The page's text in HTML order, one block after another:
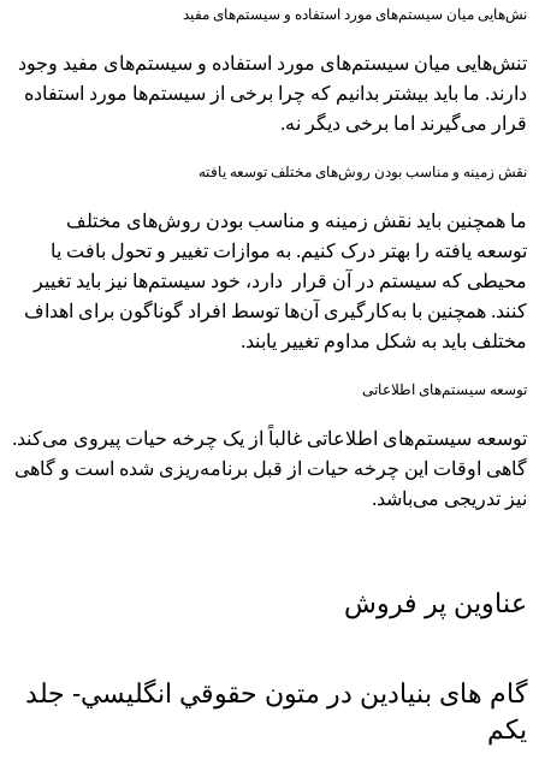
نش‌هایی میان سیستم‌های مورد استفاده و سیستم‌های مفید
تنش‌هایی میان سیستم‌های مورد استفاده و سیستم‌های مفید وجود
دارند. ما باید بیشتر بدانیم که چرا برخی از سیستم‌ها مورد استفاده
قرار می‌گیرند اما برخی دیگر نه.
نقش زمینه و مناسب بودن روش‌های مختلف توسعه یافته
ما همچنین باید نقش زمینه و مناسب بودن روش‌های مختلف
توسعه یافته را بهتر درک کنیم. به موازات تغییر و تحول بافت یا
محیطی که سیستم در آن قرار دارد، خود سیستم‌ها نیز باید تغییر
کنند. همچنین با به‌کارگیری آن‌ها توسط افراد گوناگون برای اهداف
مختلف باید به شکل مداوم تغییر یابند.
توسعه سیستم‌های اطلاعاتی
توسعه سیستم‌های اطلاعاتی غالباً از یک چرخه حیات پیروی می‌کند.
گاهی اوقات این چرخه حیات از قبل برنامه‌ریزی شده است و گاهی
نیز تدریجی می‌باشد.
عناوین پر فروش
گام های بنیادین در متون حقوقي انگليسي- جلد
يكم